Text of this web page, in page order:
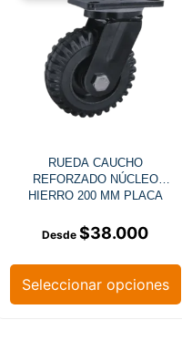
RUEDA CAUCHO
REFORZADO NÚCLEO
HIERRO 200 MM PLACA
$38.000
Seleccionar opciones